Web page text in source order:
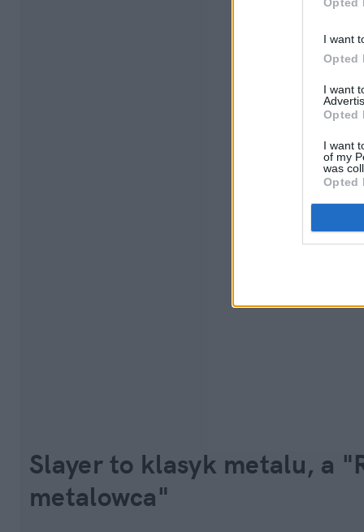
I want
Opted
I want
Opted
I want
of my
was
Opted
Slayer to klasyk metalu, a
metalowca"